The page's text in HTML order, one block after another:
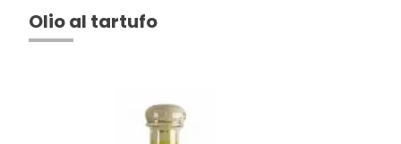
Olio al tartufo